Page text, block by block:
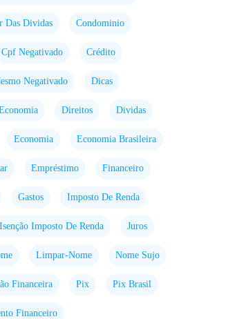
Das Dividas Condominio
Cpf Negativado Crédito
Negativado Dicas
Direitos Dividas
Economia Economia Brasileira
Empréstimo Financeiro
Gastos Imposto De Renda
Isenção Imposto De Renda Juros
Limpar-Nome Nome Sujo
Financeira Pix Pix Brasil
Financeiro